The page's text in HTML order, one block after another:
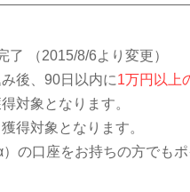
了 （2015/8/6より変更）
後、90日以内に1万円以上
対象となります。
得対象となります。
の口座をお持ちの方でもポ